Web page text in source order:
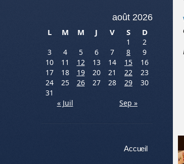
août 2026
L
M M J V S D
1
2
3
4 5 6 7 8
9
10
11 12 13 14 15
16
17
18 19 20 21 22
23
24
25 26 27 28 29
30
31
« Juil
Sep »
Accueil